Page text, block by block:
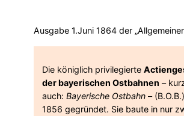
Ausgabe 1.Juni 1864 der
Die königlich privilegierte
der bayerischen Ostbahnen –
auch: Bayerische Ostbahn –
1856 gegründet. Sie baute in nur